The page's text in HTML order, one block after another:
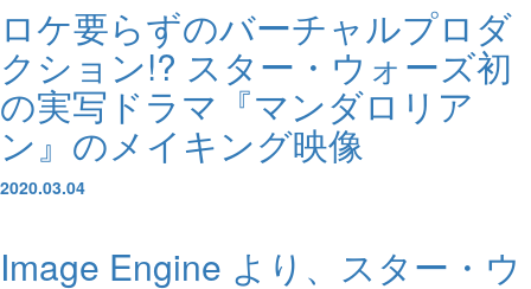
ロケ要らずのバーチャルプロダ
クション!? スター・ウォーズ初
の実写ドラマ『マンダロリア
ン』のメイキング映像
2020.03.04
Image Engine より、スター・ウ